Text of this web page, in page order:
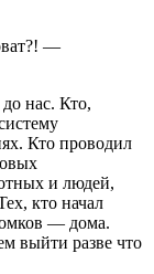
ват?! —
нас. Кто,
Кто проводил
и людей,
кто начал
— дома.
выйти разве что